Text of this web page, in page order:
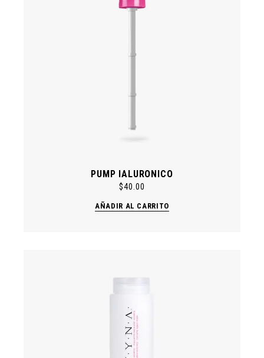
PUMP IALURONICO
$40.00
AÑADIR AL CARRITO